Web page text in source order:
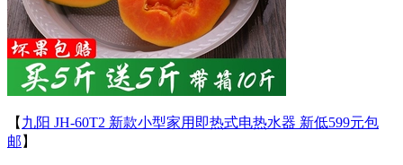
【 九阳 JH-60T2 新款小型家用即热式电热水器 新低599元包
邮 】